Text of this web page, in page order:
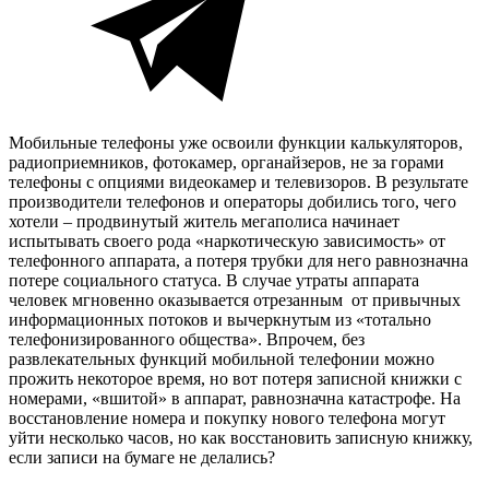
Мобильные телефоны уже освоили функции калькуляторов,
радиоприемников, фотокамер, органайзеров, не за горами
телефоны с опциями видеокамер и телевизоров. В результате
производители телефонов и операторы добились того, чего
хотели – продвинутый житель мегаполиса начинает
испытывать своего рода «наркотическую зависимость» от
телефонного аппарата, а потеря трубки для него равнозначна
потере социального статуса. В случае утраты аппарата
человек мгновенно оказывается отрезанным от привычных
информационных потоков и вычеркнутым из «тотально
телефонизированного общества». Впрочем, без
развлекательных функций мобильной телефонии можно
прожить некоторое время, но вот потеря записной книжки с
номерами, «вшитой» в аппарат, равнозначна катастрофе. На
восстановление номера и покупку нового телефона могут
уйти несколько часов, но как восстановить записную книжку,
если записи на бумаге не делались?